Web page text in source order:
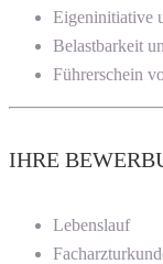
Eigeninitiative
Belastbarkeit
Führerschein
IHRE
Lebenslauf